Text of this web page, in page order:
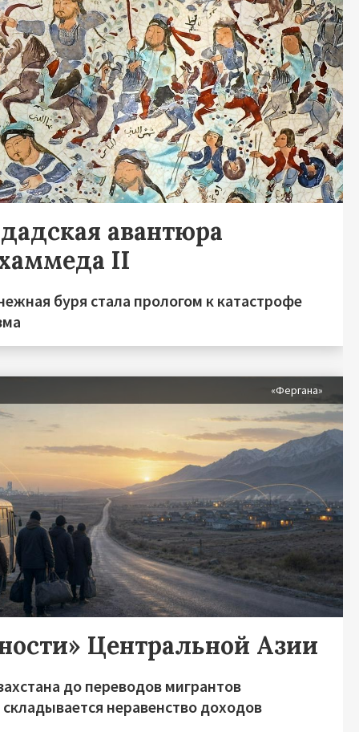
авантюра
II
буря стала прологом к катастрофе
«Фергана»
Центральной Азии
до переводов мигрантов
неравенство доходов